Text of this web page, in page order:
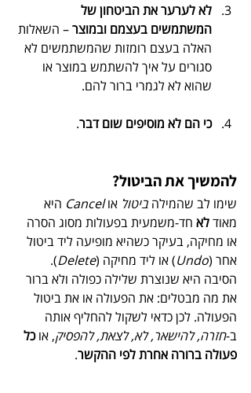
לא לערער את הביטחון של
המשתמשים בעצמם ובמוצר – השאלות
האלה בעצם רומזות שהמשתמשים לא
סגורים על איך להשתמש במוצר או
שהוא לא לגמרי ברור להם.
כי הם לא מוסיפים שום דבר.
להמשיך את הביטול?
שימו לב שהמילה ביטול או Cancel היא
מאוד לא חד-משמעית בפעולות מסוג הסרה
או מחיקה, בעיקר כשהיא מופיעה ליד ביטול
אחר (Undo) או ליד מחיקה (Delete
).
הסיבה היא שנוצרת שלילה כפולה ולא ברור
את מה מבטלים: את הפעולה או את ביטול
הפעולה. לכן כדאי לשקול להחליף אותה
ב-חזרה, להישאר, לא, לצאת, להפסיק, או כל
פעולה ברורה אחרת לפי ההקשר.